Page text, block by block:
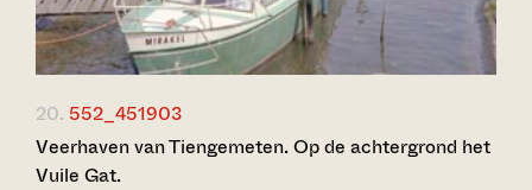
20. 552_451903
Veerhaven van Tiengemeten. Op de achtergrond het
Vuile Gat.